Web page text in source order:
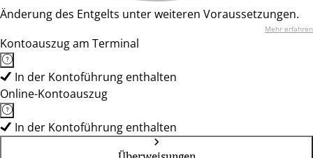
Änderung des Entgelts unter weiteren Voraussetzungen.
Mehr erfahren
Kontoauszug am Terminal
In der Kontoführung enthalten
Online-Kontoauszug
In der Kontoführung enthalten